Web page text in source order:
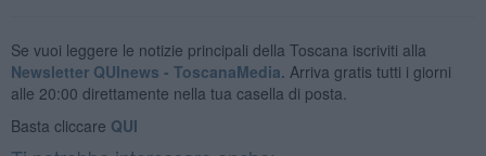
Se vuoi leggere le notizie principali della Toscana iscriviti alla
Newsletter QUInews - ToscanaMedia. Arriva gratis tutti i giorni
alle 20:00 direttamente nella tua casella di posta.
Basta cliccare QUI